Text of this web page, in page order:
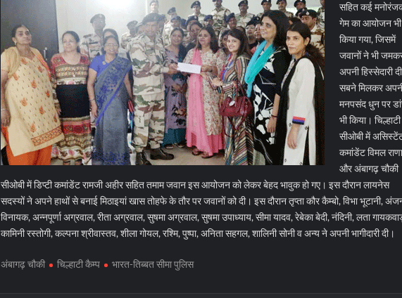
सहित कई
गेम का आयोजन भी
किया गया, जिसमें
जवानों ने भी
अपनी हिस्सेदारी
सबने मिलकर
मनपसंद धुन पर
भी किया। चिल्हाटी
सीओबी में
कमांडेंट विमल राणा
और अंबागढ़ चौकी
सीओबी में डिप्टी कमांडेंट रामजी अहीर सहित तमाम जवान इस आयोजन को लेकर बेहद भावुक हो गए। इस दौरान लायनेस
सदस्यों ने अपने हाथों से बनाई मिठाइयां खास तोहफे के तौर पर जवानों को दी। इस दौरान तृप्ता कौर कैम्बो, विभा भूटानी,
विनायक, अन्नपूर्णा अग्रवाल, रीता अग्रवाल, सुषमा अग्रवाल, सुषमा उपाध्याय, सीमा यादव, रेबेका बेदी, नंदिनी, लता
कामिनी रस्तोगी, कल्पना श्रीवास्तव, शीला गोयल, रश्मि, पुष्पा, अनिता सहगल, शालिनी सोनी व अन्य ने अपनी भागीदारी दी।
अंबागढ़ चौकी चिल्हाटी कैम्प भारत-तिब्बत सीमा पुलिस